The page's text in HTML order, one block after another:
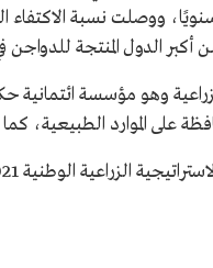
الدول المنتجة للدواجن
وهو مؤسسة ائتمانية
على الموارد الطبيعية،